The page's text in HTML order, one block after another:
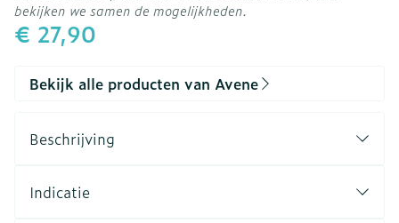
€ 27,90
bekijken we samen de mogelijkheden.
Bekijk alle producten van Avene
Beschrijving
Indicatie